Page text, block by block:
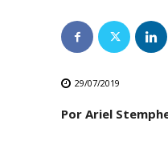
29/07/2019
Por Ariel